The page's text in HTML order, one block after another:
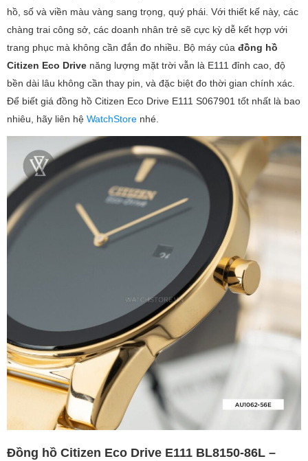
hồ, số và viền màu vàng sang trọng, quý phái. Với thiết kế này, các
chàng trai công sở, các doanh nhân trẻ sẽ cực kỳ dễ kết hợp với
trang phục mà không cần đắn đo nhiều. Bộ máy của đồng hồ
Citizen Eco Drive năng lượng mặt trời vẫn là E111 đỉnh cao, độ
bền dài lâu không cần thay pin, và đặc biệt đo thời gian chính xác.
Để biết giá đồng hồ Citizen Eco Drive E111 S067901 tốt nhất là bao
nhiêu, hãy liên hệ WatchStore nhé.
Đồng hồ Citizen Eco Drive E111 BL8150-86L –